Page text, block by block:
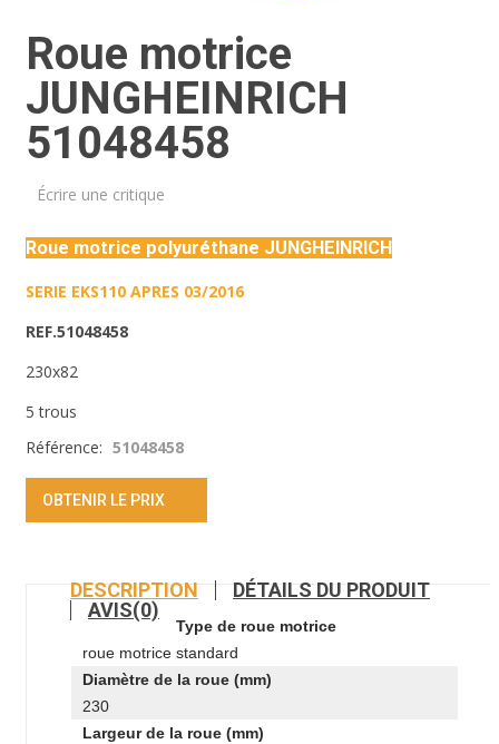
Roue motrice
JUNGHEINRICH
51048458
Écrire une critique
Roue motrice polyuréthane JUNGHEINRICH
SERIE EKS110 APRES 03/2016
REF.51048458
230x82
5 trous
Référence: 51048458
OBTENIR LE PRIX
DESCRIPTION
DÉTAILS DU PRODUIT
AVIS(0)
Type de roue motrice
roue motrice standard
Diamètre de la roue (mm)
230
Largeur de la roue (mm)